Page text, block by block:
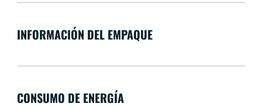
INFORMACIÓN DEL EMPAQUE
CONSUMO DE ENERGÍA